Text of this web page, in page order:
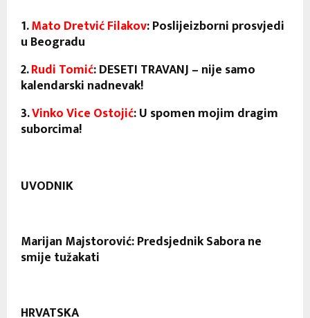
1.Mato Dretvić Filakov: Poslijeizborni prosvjedi
u Beogradu
2.Rudi Tomić: DESETI TRAVANJ – nije samo
kalendarski nadnevak!
3.Vinko Vice Ostojić: U spomen mojim dragim
suborcima!
UVODNIK
Marijan Majstorović: Predsjednik Sabora ne
smije tužakati
HRVATSKA